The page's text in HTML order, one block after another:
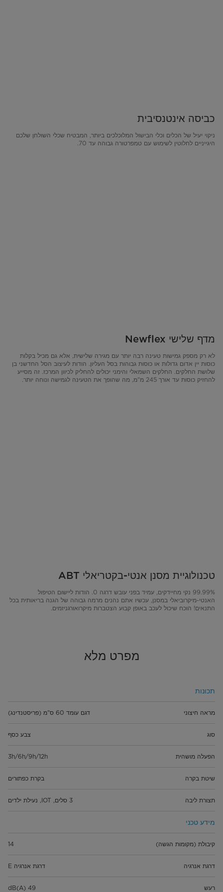
כביסה אינטנסיבית
ניקוי יעיל של הכלים וכלי הבישול המלוכלכים ביותר, המבטיח שכלי השולחן שלכם
היגייניים לחלוטין לשימוש עם טמפרטורה גבוהה עד 70.
מדף שלישי Newflex
לא רק מספק גמישות טעינה רבה יותר עם מגירה שלישית, אלא גם מכיל בקלות
כוסות יין אדום גדולות או כוסות גבוהות בסל העליון. הודות לעיצוב הסל החדשני בן
שלושת החלקים. החלקים השמאלי והימני יכולים להחליק לכיוון המרכז. זה מסייע
להחזיק כוסות עד אורך 245 מ"מ, מה שהופך את הטעינה לגמישה ונוחה יותר.
טכנולוגיית מסנן אנטי-בקטריאלי ABT
99.99% נקי מחיידקים, עמיד בפני עובש דרגה 0. הודות ליישום הטיפול
האנטי-מיקרוביאלי במסנן, עכשיו אתם נהנים מרמה גבוהה של הגנה בריאותית בכל
התנאים! הוכח שיכול לעכב באופן קבוע הצטברות מיקרואורגניזמים.
מפרט מלא
תכונות
מראה חיצוני דגם עומד 60 ס"מ (פריסטנדינג)
סוג צבע כסף
הפעלה מושהית 3h/6h/9h/12h
שיטת בקרה בקרת כפתורים
תצורת ליבה 3 סלים, IOT, נעילת ילדים
מידע טכני
קיבולת (מקומות הגשה) 14
דרגת אנרגיה דרגת אנרגיה E
רעש 49 dB(A)